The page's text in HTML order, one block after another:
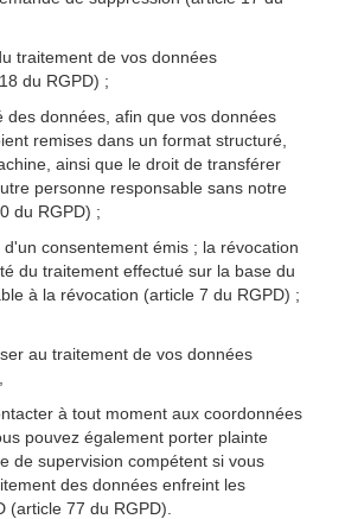
traitement de vos données
du RGPD) ;
des données, afin que vos données
remises dans un format structuré,
ainsi que le droit de transférer
personne responsable sans notre
du RGPD) ;
consentement émis ; la révocation
du traitement effectué sur la base du
à la révocation (article 7 du RGPD) ;
au traitement de vos données
à tout moment aux coordonnées
pouvez également porter plainte
de supervision compétent si vous
des données enfreint les
(article 77 du RGPD).